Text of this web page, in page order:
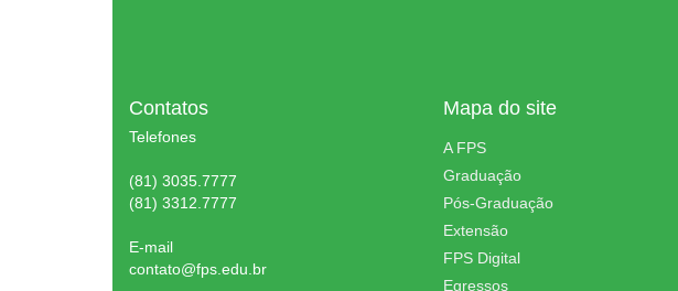
Contatos
Telefones
(81) 3035.7777
(81) 3312.7777
E-mail
contato@fps.edu.br
Mapa do site
A FPS
Graduação
Pós-Graduação
Extensão
FPS Digital
Egressos